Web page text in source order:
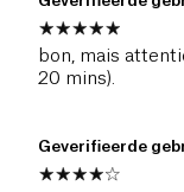
bon, mais
20 mins).
Geverifieerde